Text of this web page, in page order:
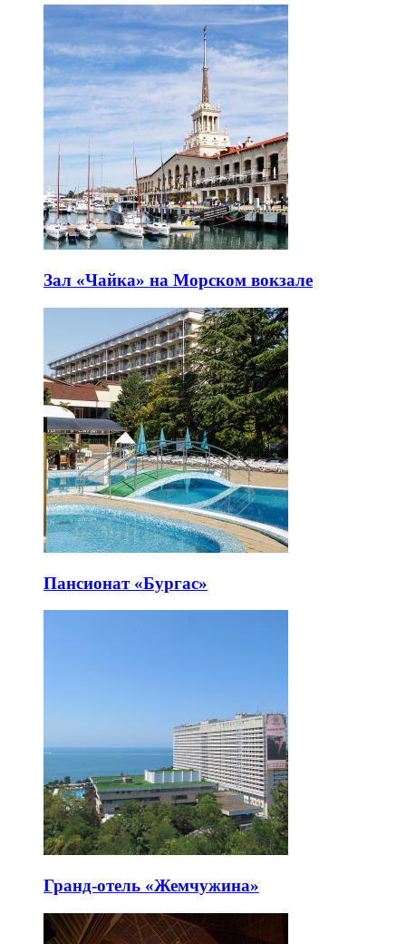
Зал «Чайка» на Морском вокзале
Пансионат «Бургас»
Гранд-отель «Жемчужина»